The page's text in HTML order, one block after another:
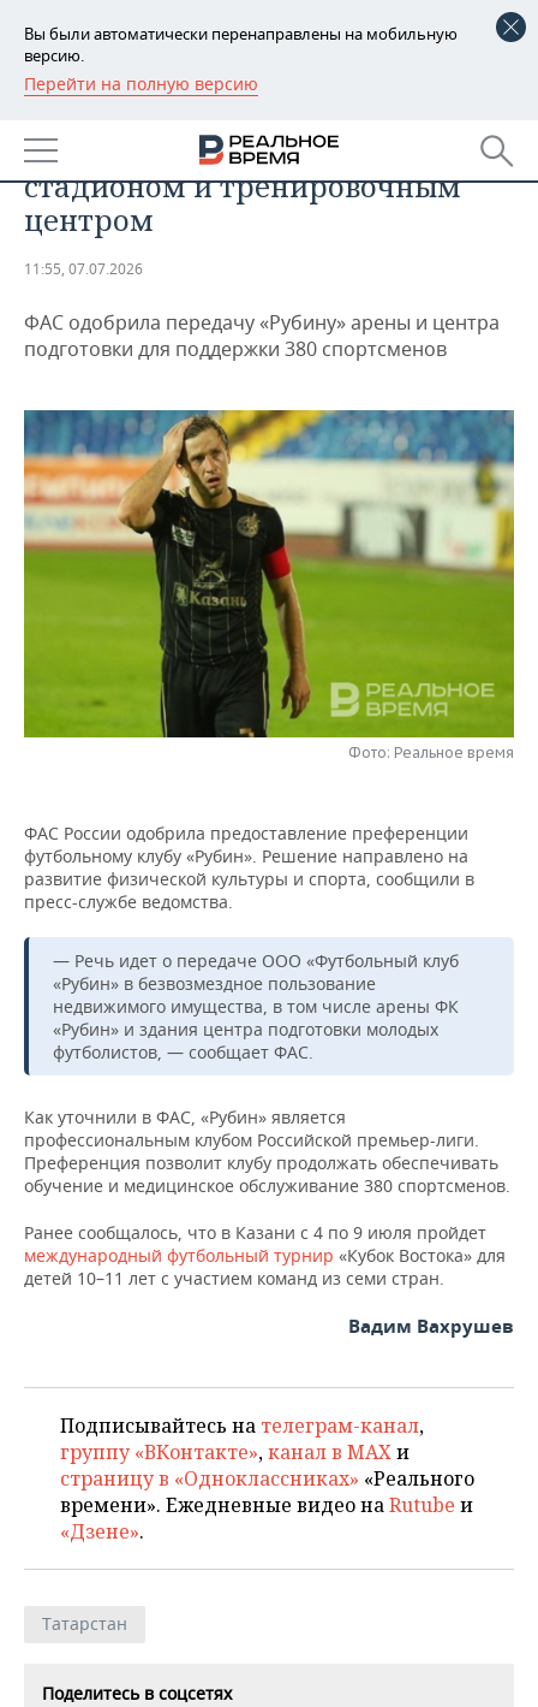
Вы были автоматически перенаправлены на мобильную
версию.
Перейти на полную версию
РЕГИОНЫ
БАШКОРТОСТАН
ТАТАРСТАН
НОВОСТИ
АНАЛИТИКА
КОРОЛИ ГОСЗАКАЗА ПФО
ВУЗЫ ТАТАРСТАНА
КОМУ ПРИНАДЛЕЖАТ
ТОРГОВЫЕ ЦЕНТРЫ
ТАТАРСТАНА
ФИНАНСЫ
БАНКИ
БЮДЖЕТ
ИНВЕСТИЦИИ
ПРОМЫШЛЕННОСТЬ
НОВОСТИ
АГРОПРОМ
МАШИНОСТРОЕНИЕ
НЕФТЕХИМИЯ
ЭНЕРГЕТИКА
НЕДВИЖИМОСТЬ
НОВОСТИ НЕДВИЖИМОСТИ
АВТО
НОВОСТИ АВТО
БИЗНЕС
НОВОСТИ БИЗНЕСА
РОЗНИЧНАЯ ТОРГОВЛЯ
УСЛУГИ
ТЕХНОЛОГИИ
НОВОСТИ ТЕХНОЛОГИЙ
МЕДИА
МЕРОПРИЯТИЯ
НОВОСТИ МЕРОПРИЯТИЙ
ВЫЕЗДНАЯ РЕДАКЦИЯ
ОТКРЫТАЯ ЛЕКЦИЯ
НОВОСТИ СПОРТА
БАСКЕТБОЛ
ВОЛЕЙБОЛ
КИБЕРСПОРТ
ФИГУРНОЕ КАТАНИЕ
ВОДНЫЕ ВИДЫ СПОРТА
ХОККЕЙ С МЯЧОМ
ОБЩЕСТВО
ИНФРАСТРУКТУРА
ИСТОРИЯ
КУЛЬТУРА
МЕДИЦИНА
ОБРАЗОВАНИЕ
ПРОИСШЕСТВИЯ
СПРАВОЧНИК
СПИСОК ПЕРСОН
СПИСОК КОМПАНИЙ
ПОЛНАЯ ВЕРСИЯ
безвозмездно пользоваться
стадионом и тренировочным
центром
11:55, 07.07.2026
ФАС одобрила передачу «Рубину» арены и центра
подготовки для поддержки 380 спортсменов
Фото: Реальное время
ФАС России одобрила предоставление преференции
футбольному клубу «Рубин». Решение направлено на
развитие физической культуры и спорта, сообщили в
пресс-службе ведомства.
— Речь идет о передаче ООО «Футбольный клуб
«Рубин» в безвозмездное пользование
недвижимого имущества, в том числе арены ФК
«Рубин» и здания центра подготовки молодых
футболистов, — сообщает ФАС.
Как уточнили в ФАС, «Рубин» является
профессиональным клубом Российской премьер-лиги.
Преференция позволит клубу продолжать обеспечивать
обучение и медицинское обслуживание 380 спортсменов.
Ранее сообщалось, что в Казани с 4 по 9 июля пройдет
международный футбольный турнир «Кубок Востока» для
детей 10–11 лет с участием команд из семи стран.
Вадим Вахрушев
Подписывайтесь на телеграм-канал,
группу «ВКонтакте»,канал в MAXи
страницу в «Одноклассниках» «Реального
времени». Ежедневные видео наRutube и
«Дзене».
Татарстан
Поделитесь в соцсетях